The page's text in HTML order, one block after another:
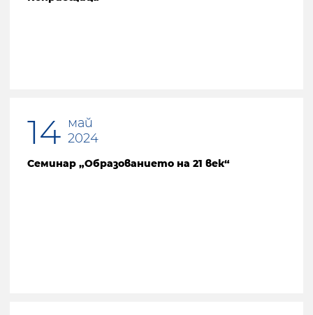
14 май
2024
Семинар „Образованието на 21 век“